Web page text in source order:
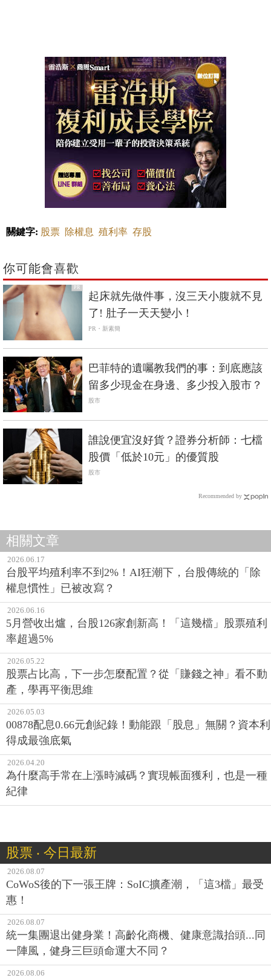
關鍵字: 股票 除權息 殖利率 存股
你可能會喜歡
PR
起床就先做件事，沒三天小腹就不見
了! 肚子一天天變小！
PR・新素簡
巴菲特的遺囑教我們的事：到底應該
留多少現金在身邊、多少投入股市？
股市
誰說便宜沒好貨？證券分析師：七檔
股價「低於10元」的優質股
股市
Recommended by
相關文章
2026.06.17
台股平均殖利率不到2%！AI狂潮下，台股傳統的「除
權息慣性」已被改寫？
2026.06.16
5月營收出爐，台股126家創新高！「這幾檔」股票殖利
率超過5%
2026.05.22
股票占比高，下一步怎麼配置？從「賺錢之神」看不動
產，學再平衡思維
2026.05.03
00878配息0.66元創紀錄！動能跟「股息」無關？資本利
得成最強底氣
2026.04.20
為什麼高手常在上漲時減碼？實現帳面獲利，也是一種
紀律
股票 ‧ 今日最新
2026.08.07
CoWoS後的下一張王牌：SoIC擴產潮，「這3檔」最受
惠！
2026.08.07
統一集團退出健身業！高齡化商機、健康意識抬頭...同
一陣風，健身三巨頭命運大不同？
2026.08.06